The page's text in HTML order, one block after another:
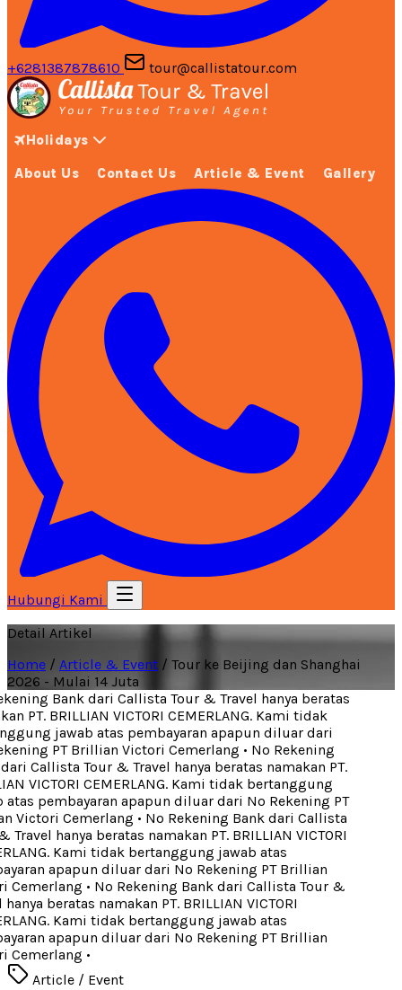
+6281387878610 tour@callistatour.com
Holidays
About Us Contact Us Article & Event Gallery
Hubungi Kami
Detail Artikel
Home / Article & Event / Tour ke Beijing dan Shanghai
2026 - Mulai 14 Juta
Bank dari Callista Tour & Travel hanya beratas
PT. BRILLIAN VICTORI CEMERLANG. Kami tidak
jawab atas pembayaran apapun diluar dari
PT Brillian Victori Cemerlang• No Rekening
Callista Tour & Travel hanya beratas namakan PT.
VICTORI CEMERLANG. Kami tidak bertanggung
pembayaran apapun diluar dari No Rekening PT
Victori Cemerlang• No Rekening Bank dari Callista
hanya beratas namakan PT. BRILLIAN VICTORI
Kami tidak bertanggung jawab atas
apapun diluar dari No Rekening PT Brillian
Cemerlang• No Rekening Bank dari Callista Tour &
beratas namakan PT. BRILLIAN VICTORI
Kami tidak bertanggung jawab atas
apapun diluar dari No Rekening PT Brillian
Cemerlang•
Article / Event